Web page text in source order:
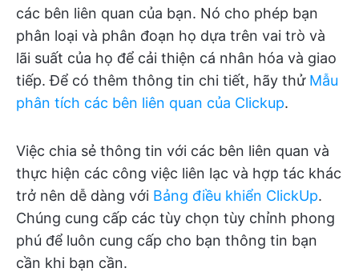
các bên liên quan của bạn. Nó cho phép bạn
phân loại và phân đoạn họ dựa trên vai trò và
lãi suất của họ để cải thiện cá nhân hóa và giao
tiếp. Để có thêm thông tin chi tiết, hãy thử Mẫu
phân tích các bên liên quan của Clickup.
Việc chia sẻ thông tin với các bên liên quan và
thực hiện các công việc liên lạc và hợp tác khác
trở nên dễ dàng với Bảng điều khiển ClickUp.
Chúng cung cấp các tùy chọn tùy chỉnh phong
phú để luôn cung cấp cho bạn thông tin bạn
cần khi bạn cần.